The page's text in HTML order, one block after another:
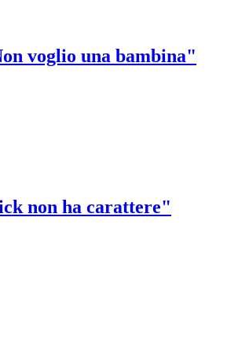
voglio una bambina"
non ha carattere"